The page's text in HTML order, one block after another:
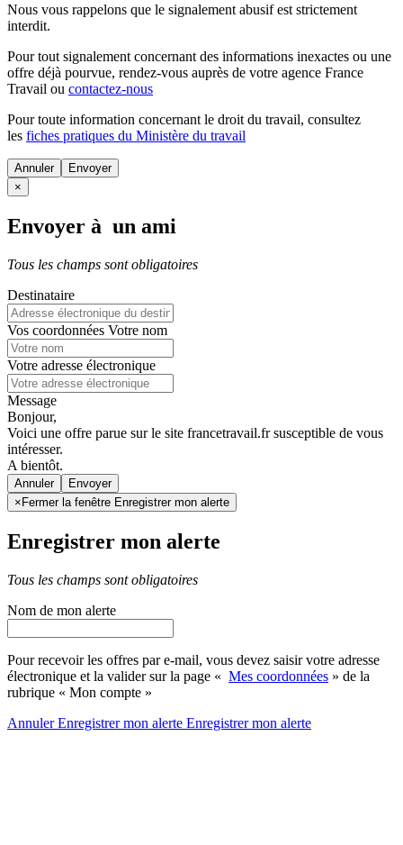
Nous vous rappelons que le signalement abusif est strictement
interdit.
Pour tout signalement concernant des informations inexactes ou une
offre déjà pourvue, rendez-vous auprès de votre agence France
Travail ou contactez-nous
Pour toute information concernant le droit du travail, consultez
les fiches pratiques du Ministère du travail
Annuler
×
Envoyer à un ami
Tous les champs sont obligatoires
Destinataire
Vos coordonnées Votre nom
Votre adresse électronique
Message
Bonjour,
Voici une offre parue sur le site francetravail.fr susceptible de vous
intéresser.
A bientôt.
Annuler
× Fermer la fenêtre Enregistrer mon alerte
Enregistrer mon alerte
Tous les champs sont obligatoires
Nom de mon alerte
Pour recevoir les offres par e-mail, vous devez saisir votre adresse
électronique et la valider sur la page « Mes coordonnées » de la
rubrique « Mon compte »
AnnulerEnregistrer mon alerte Enregistrermon alerte